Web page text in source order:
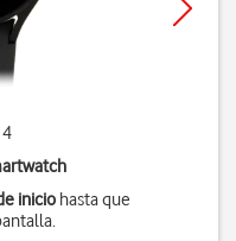
inicio hasta que